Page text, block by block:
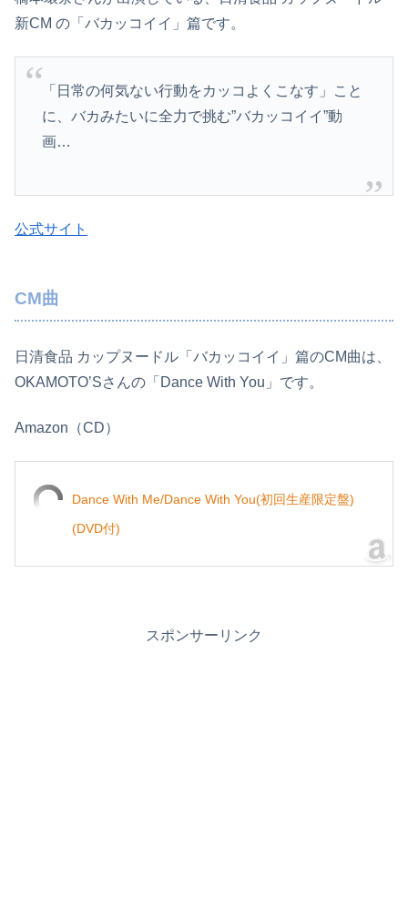
新CM の「バカッコイイ」篇です。
「日常の何気ない行動をカッコよくこなす」こと
に、バカみたいに全力で挑む”バカッコ­イイ”動
画…
公式サイト
CM曲
日清食品 カップヌードル「バカッコイイ」篇のCM曲は、
OKAMOTO’Sさんの「Dance With You」です。
Amazon（CD）
Dance With Me/Dance With You(初回生産限定盤)
(DVD付)
スポンサーリンク